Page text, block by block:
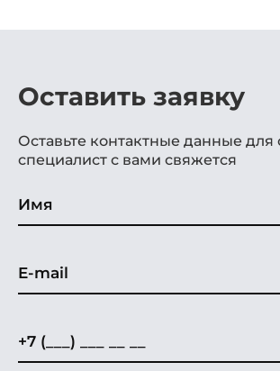
Оставить заявку
Оставьте контактные данные для
специалист с вами свяжется